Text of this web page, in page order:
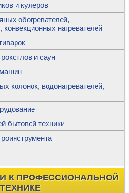
и кулеров
обогревателей,
конвекционных нагревателей
и саун
колонок, водонагревателей,
бытовой техники
К ПРОФЕССИОНАЛЬНОЙ
ТЕХНИКЕ